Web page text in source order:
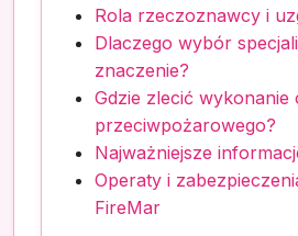
Rola rzeczoznawcy i
Dlaczego wybór
znaczenie?
Gdzie zlecić wykonanie
przeciwpożarowego?
Najważniejsze
Operaty i
FireMar